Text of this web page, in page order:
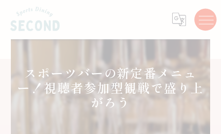
スポーツバーの新定番メニュ
ー！視聴者参加型観戦で盛り上
がろう